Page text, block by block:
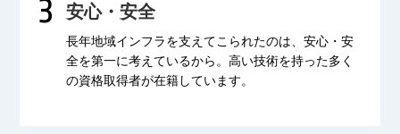
安心・安全
長年地域インフラを支えてこられたのは、安心・安
全を第一に考えているから。高い技術を持った多く
の資格取得者が在籍しています。